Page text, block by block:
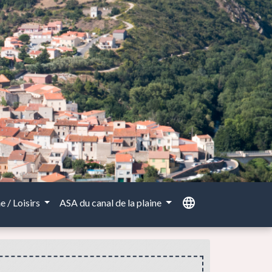
/ Loisirs ASA du canal de la plaine language